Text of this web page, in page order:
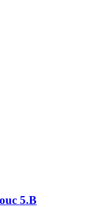
5.B